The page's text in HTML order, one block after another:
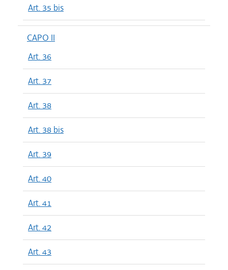
Art. 35 bis
CAPO II
Art. 36
Art. 37
Art. 38
Art. 38 bis
Art. 39
Art. 40
Art. 41
Art. 42
Art. 43